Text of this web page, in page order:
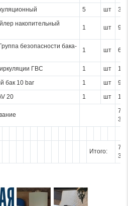
5 шт 31
накопительный
1 шт 97
безопасности бака-
1 шт 6
ГВС 1 шт
13
бак 10 bar 1 шт
9
20 1 шт 1
777
Итого:
777